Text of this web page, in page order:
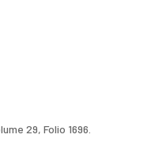
29, Folio 1696.